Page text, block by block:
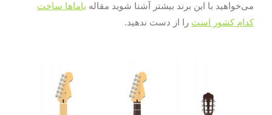
می‌خواهید با این برند بیشتر آشنا شوید مقاله یاماها ساخت
کدام کشور است را از دست ندهید.